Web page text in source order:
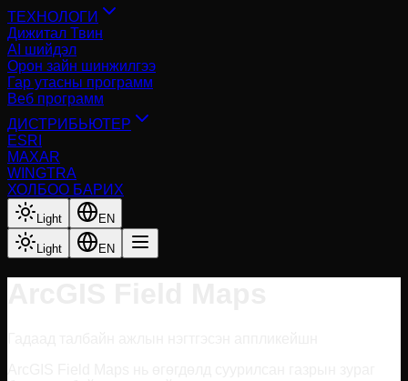
ТЕХНОЛОГИ
Дижитал Твин
AI шийдэл
Орон зайн шинжилгээ
Гар утасны программ
Веб программ
ДИСТРИБЬЮТЕР
ESRI
MAXAR
WINGTRA
ХОЛБОО БАРИХ
Light EN
Light EN